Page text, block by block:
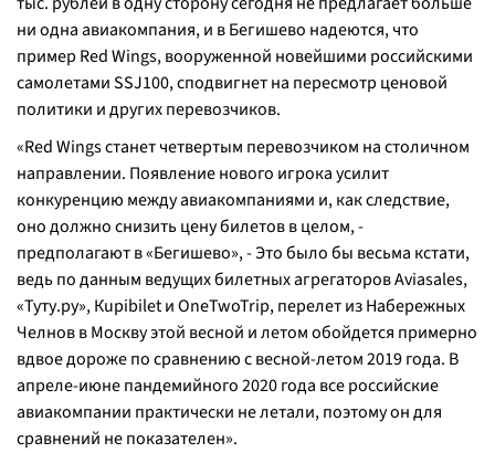
ни одна авиакомпания, и в Бегишево надеются, что
пример Red Wings, вооруженной новейшими российскими
самолетами SSJ100, сподвигнет на пересмотр ценовой
политики и других перевозчиков.
«Red Wings станет четвертым перевозчиком на столичном
направлении. Появление нового игрока усилит
конкуренцию между авиакомпаниями и, как следствие,
оно должно снизить цену билетов в целом, -
предполагают в «Бегишево», - Это было бы весьма кстати,
ведь по данным ведущих билетных агрегаторов Aviasales,
«Туту.ру», Кupibilet и OneTwoTrip, перелет из Набережных
Челнов в Москву этой весной и летом обойдется примерно
вдвое дороже по сравнению с весной-летом 2019 года. В
апреле-июне пандемийного 2020 года все российские
авиакомпании практически не летали, поэтому он для
сравнений не показателен».